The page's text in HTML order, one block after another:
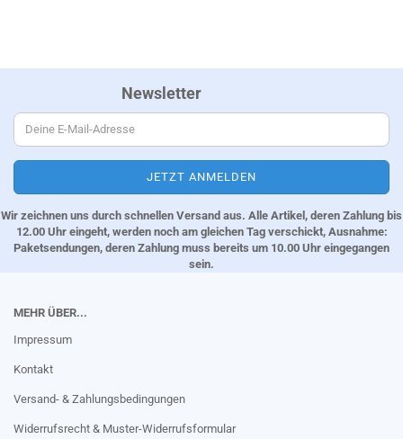
Newsletter
Wir zeichnen uns durch schnellen Versand aus. Alle Artikel, deren Zahlung bis
12.00 Uhr eingeht, werden noch am gleichen Tag verschickt, Ausnahme:
Paketsendungen, deren Zahlung muss bereits um 10.00 Uhr eingegangen
sein.
MEHR ÜBER...
Impressum
Kontakt
Versand- & Zahlungsbedingungen
Widerrufsrecht & Muster-Widerrufsformular